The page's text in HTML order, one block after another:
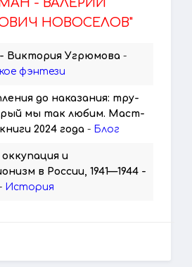
- ВАЛЕРИЙ
НОВОСЕЛОВ"
Виктория Угрюмова -
фэнтези
до наказания: тру-
мы так любим. Маст-
2024 года - Блог
и
в России, 1941—1944 -
История